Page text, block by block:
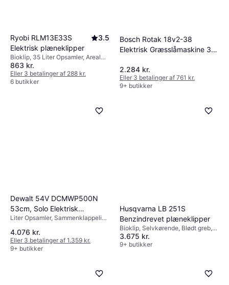
Ryobi RLM13E33S
Elektrisk plæneklipper
3.5
Bioklip, 35 Liter Opsamler, Areal
400 m², Justerbar håndtagshøjde,
Sammenklappeligt håndtag,
Klippebredde (maks) 33 cm
863 kr.
Eller 3 betalinger af 288 kr.
6 butikker
Bosch Rotak 18v2-38
Elektrisk Græsslåmaskine 38
plæneklipper
2.284 kr.
Eller 3 betalinger af 761 kr.
9+ butikker
Dewalt 54V DCMWP500N
53cm, Solo Elektrisk
plæneklipper
Liter Opsamler, Sammenklappeligt
4.076 kr.
Eller 3 betalinger af 1.359 kr.
9+ butikker
Husqvarna LB 251S
Benzindrevet plæneklipper
Bioklip, Selvkørende, Blødt greb,
Sammenklappeligt håndtag,
Klippebredde (maks) 51 cm
3.675 kr.
9+ butikker